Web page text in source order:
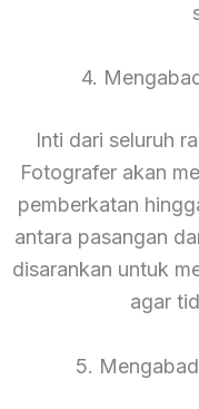
4.
Inti dari seluruh
Fotografer akan
pemberkatan
antara pasangan
disarankan untuk
agar
5.